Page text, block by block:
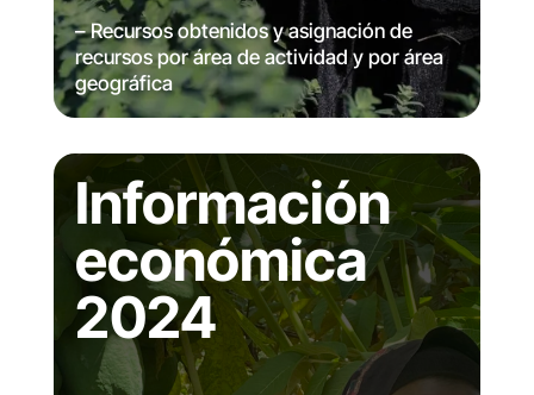
– Recursos obtenidos y asignación de
recursos por área de actividad y por área
geográfica
Información
económica
2024